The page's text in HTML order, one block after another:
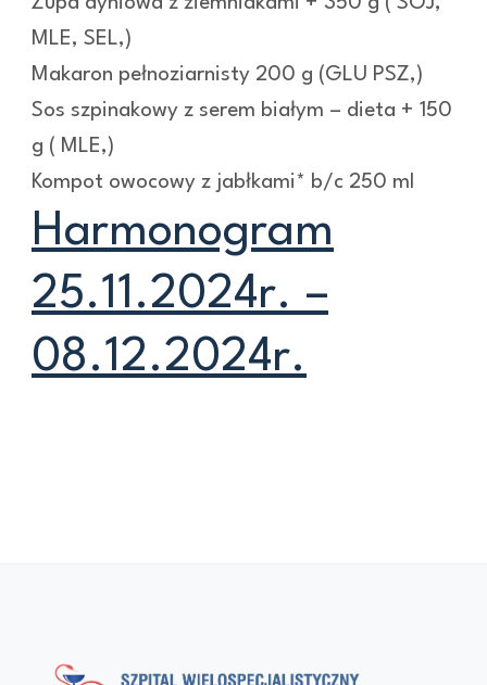
MLE, SEL,)
Makaron pełnoziarnisty 200 g (GLU PSZ,)
Sos szpinakowy z serem białym – dieta + 150
g ( MLE,)
Kompot owocowy z jabłkami* b/c 250 ml
Harmonogram
25.11.2024r. –
08.12.2024r.